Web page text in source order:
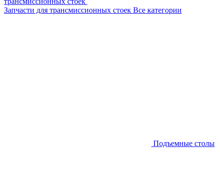
Запчасти для трансмиссионных стоек Все категории
Подъемные столы